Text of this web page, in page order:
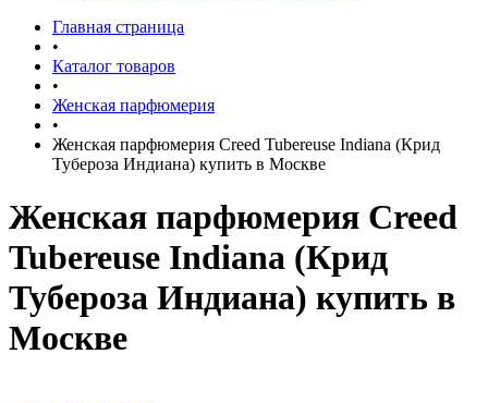
Главная страница
•
Каталог товаров
•
Женская парфюмерия
•
Женская парфюмерия Creed Tubereuse Indiana (Крид
Тубероза Индиана) купить в Москве
Женская парфюмерия Creed
Tubereuse Indiana (Крид
Тубероза Индиана) купить в
Москве